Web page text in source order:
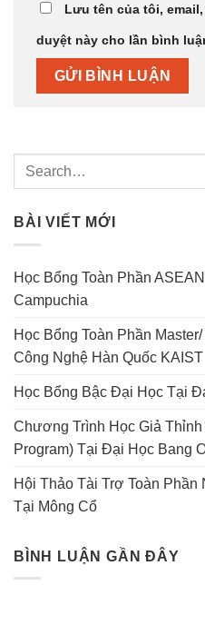
Lưu tên của tôi,
duyệt này cho lần bình
BÀI VIẾT MỚI
Học Bổng Toàn Phần
Campuchia
Học Bổng Toàn Phần
Công Nghệ Hàn Quốc KAIST
Học Bổng Bậc Đại Học Tại
Chương Trình Học Giả
Program) Tại Đại Học Bang
Hội Thảo Tài Trợ Toàn
Tại Mông Cổ
BÌNH LUẬN GẦN ĐÂY